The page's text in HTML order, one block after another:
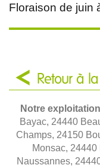
Floraison de juin
Retour à
Notre
Bayac, 24440
Champs, 24150
Monsac,
Naussannes,